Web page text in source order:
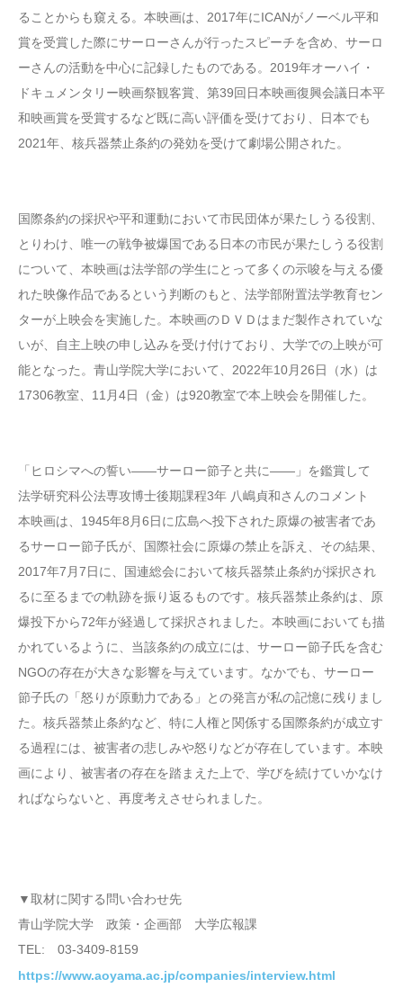
ることからも窺える。本映画は、2017年にICANがノーベル平和
賞を受賞した際にサーローさんが行ったスピーチを含め、サーロ
ーさんの活動を中心に記録したものである。2019年オーハイ・
ドキュメンタリー映画祭観客賞、第39回日本映画復興会議日本平
和映画賞を受賞するなど既に高い評価を受けており、日本でも
2021年、核兵器禁止条約の発効を受けて劇場公開された。
国際条約の採択や平和運動において市民団体が果たしうる役割、
とりわけ、唯一の戦争被爆国である日本の市民が果たしうる役割
について、本映画は法学部の学生にとって多くの示唆を与える優
れた映像作品であるという判断のもと、法学部附置法学教育セン
ターが上映会を実施した。本映画のＤＶＤはまだ製作されていな
いが、自主上映の申し込みを受け付けており、大学での上映が可
能となった。青山学院大学において、2022年10月26日（水）は
17306教室、11月4日（金）は920教室で本上映会を開催した。
「ヒロシマへの誓い――サーロー節子と共に――」を鑑賞して
法学研究科公法専攻博士後期課程3年 八嶋貞和さんのコメント
本映画は、1945年8月6日に広島へ投下された原爆の被害者であ
るサーロー節子氏が、国際社会に原爆の禁止を訴え、その結果、
2017年7月7日に、国連総会において核兵器禁止条約が採択され
るに至るまでの軌跡を振り返るものです。核兵器禁止条約は、原
爆投下から72年が経過して採択されました。本映画においても描
かれているように、当該条約の成立には、サーロー節子氏を含む
NGOの存在が大きな影響を与えています。なかでも、サーロー
節子氏の「怒りが原動力である」との発言が私の記憶に残りまし
た。核兵器禁止条約など、特に人権と関係する国際条約が成立す
る過程には、被害者の悲しみや怒りなどが存在しています。本映
画により、被害者の存在を踏まえた上で、学びを続けていかなけ
ればならないと、再度考えさせられました。
▼取材に関する問い合わせ先
青山学院大学 政策・企画部 大学広報課
TEL: 03-3409-8159
https://www.aoyama.ac.jp/companies/interview.html